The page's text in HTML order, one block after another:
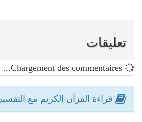
تعليقات
قراءة القرآن الكريم مع التفسير